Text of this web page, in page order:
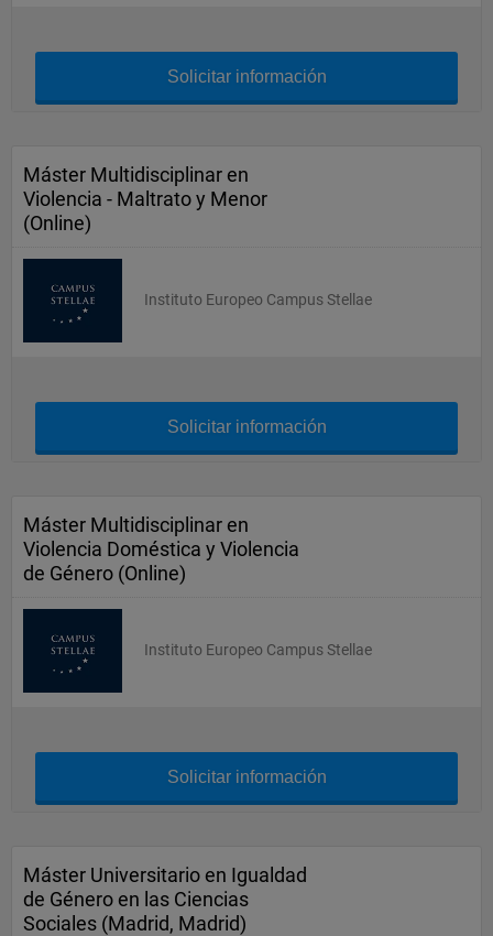
Solicitar información
Máster Multidisciplinar en
Violencia - Maltrato y Menor
(Online)
Instituto Europeo Campus Stellae
Solicitar información
Máster Multidisciplinar en
Violencia Doméstica y Violencia
de Género (Online)
Instituto Europeo Campus Stellae
Solicitar información
Máster Universitario en Igualdad
de Género en las Ciencias
Sociales (Madrid, Madrid)